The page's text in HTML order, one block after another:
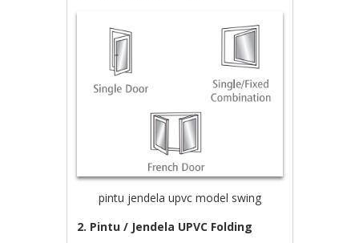
pintu jendela upvc model swing
2. Pintu / Jendela UPVC Folding